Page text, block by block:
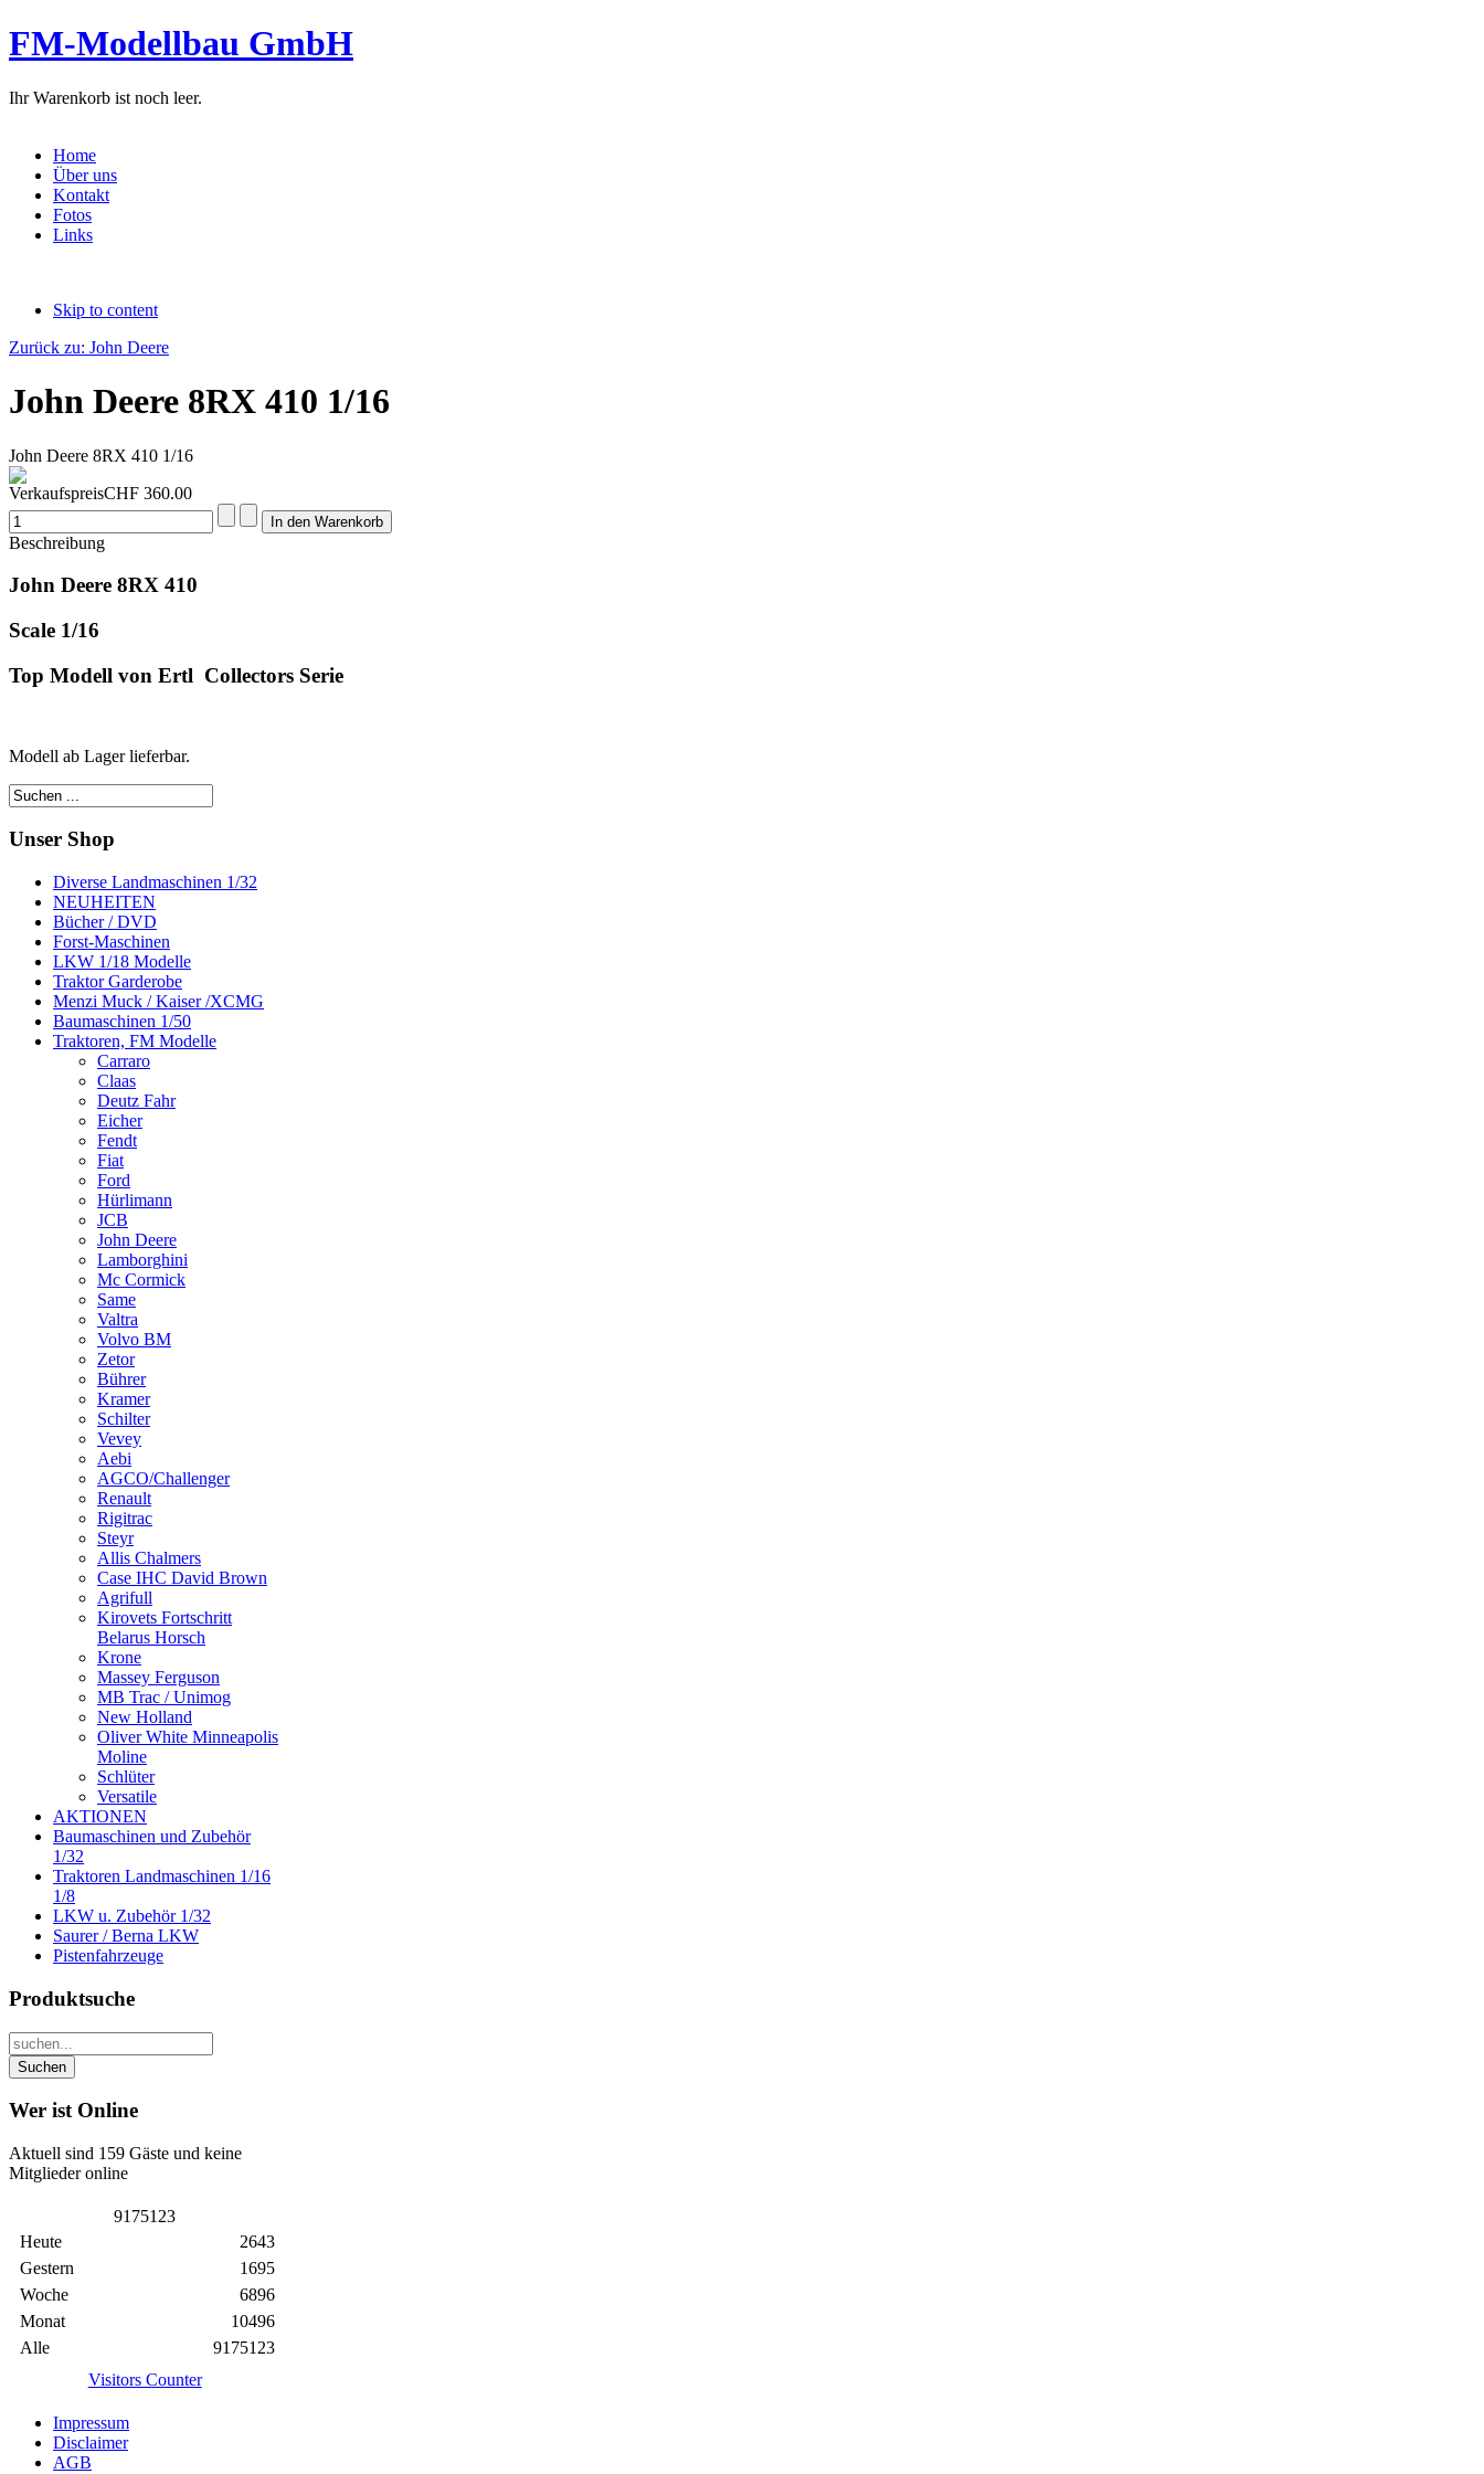
FM-Modellbau GmbH
Ihr Warenkorb ist noch leer.
Home
Über uns
Kontakt
Fotos
Links
Skip to content
Zurück zu: John Deere
John Deere 8RX 410 1/16
John Deere 8RX 410 1/16
VerkaufspreisCHF 360.00
Beschreibung
John Deere 8RX 410
Scale 1/16
Top Modell von Ertl Collectors Serie
Modell ab Lager lieferbar.
Unser Shop
Diverse Landmaschinen 1/32
NEUHEITEN
Bücher / DVD
Forst-Maschinen
LKW 1/18 Modelle
Traktor Garderobe
Menzi Muck / Kaiser /XCMG
Baumaschinen 1/50
Traktoren, FM Modelle
Carraro
Claas
Deutz Fahr
Eicher
Fendt
Fiat
Ford
Hürlimann
JCB
John Deere
Lamborghini
Mc Cormick
Same
Valtra
Volvo BM
Zetor
Bührer
Kramer
Schilter
Vevey
Aebi
AGCO/Challenger
Renault
Rigitrac
Steyr
Allis Chalmers
Case IHC David Brown
Agrifull
Kirovets Fortschritt
Belarus Horsch
Krone
Massey Ferguson
MB Trac / Unimog
New Holland
Oliver White Minneapolis
Moline
Schlüter
Versatile
AKTIONEN
Baumaschinen und Zubehör
1/32
Traktoren Landmaschinen 1/16
1/8
LKW u. Zubehör 1/32
Saurer / Berna LKW
Pistenfahrzeuge
Produktsuche
Wer ist Online
Aktuell sind 159 Gäste und keine
Mitglieder online
91 751 23
Heute
Gestern
Woche
Monat
Alle
2643
1695
6896
10496
9175123
Visitors Counter
Impressum
Disclaimer
AGB